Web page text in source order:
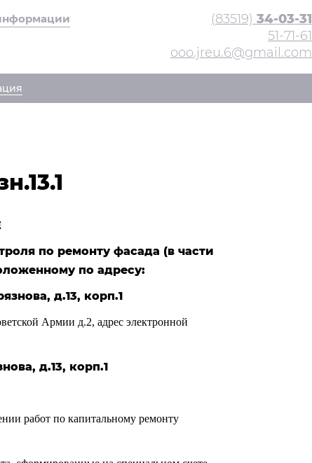
(83519) 34-03-31
51-71-61
ooo.jreu.6@gmail.com
по ремонту фасада (в части
по адресу:
д.13, корп.1
Армии д.2, адрес электронной
д.13, корп.1
работ по капитальному ремонту